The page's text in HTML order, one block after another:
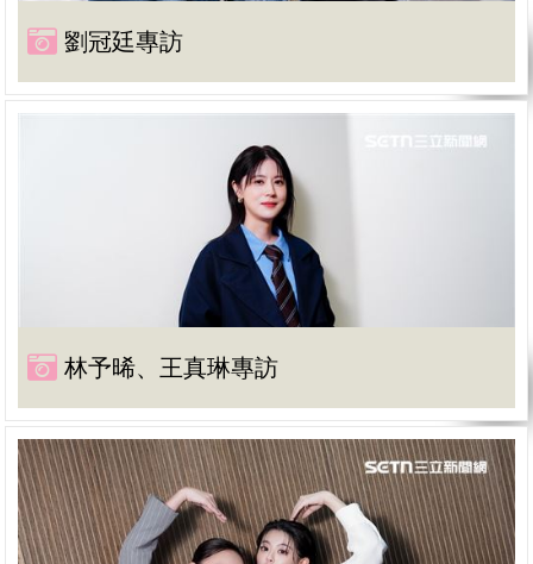
劉冠廷專訪
林予晞、王真琳專訪